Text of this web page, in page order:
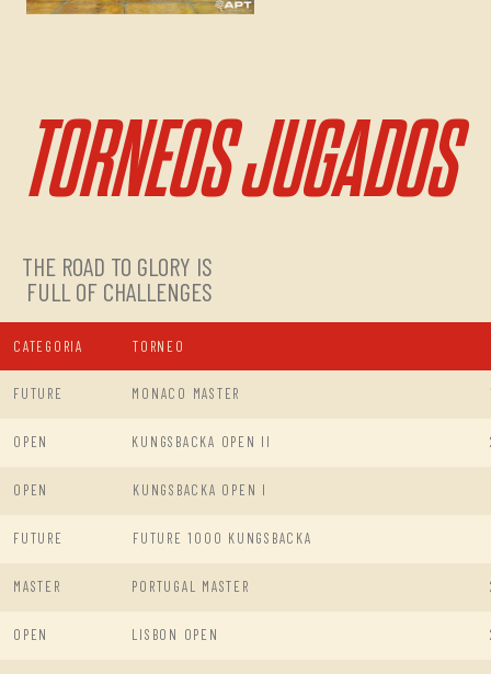
TORNEOS JUGADOS
THE ROAD TO GLORY IS
FULL OF CHALLENGES
CATEGORIA TORNEO
FUTURE MONACO MASTER
OPEN KUNGSBACKA OPEN II
OPEN KUNGSBACKA OPEN I
FUTURE FUTURE 1000 KUNGSBACKA
MASTER PORTUGAL MASTER
OPEN LISBON OPEN